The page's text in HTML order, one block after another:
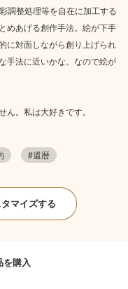
調整処理等を自在に加工する
めあげる創作手法。絵が下手
に対面しながら創り上げられ
手法に近いかな。なので絵が
。私は大好きです。
#還暦
マイズする
購入